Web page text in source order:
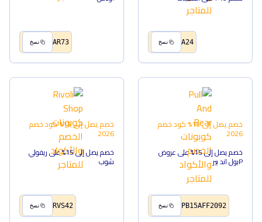
A24 نسخ AR73 نسخ
خصم يصل إلى 15% كود خصم
2026
خصم يصل إلى 15% على عروض
Pبول اند بير
PB15AFF2092 نسخ
خصم يصل إلى 15% كود خصم
2026
خصم يصل إلى 15% على ريفولي
شوب
RVS42 نسخ